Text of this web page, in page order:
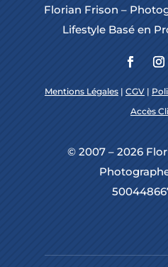
Florian Frison –
Lifestyle Basé en
Mentions Légales| CGV|
Accès
© 2007 – 2026